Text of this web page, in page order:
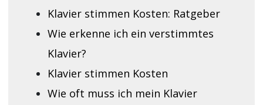
Klavier stimmen Kosten: Ratgeber
Wie erkenne ich ein verstimmtes
Klavier?
Klavier stimmen Kosten
Wie oft muss ich mein Klavier